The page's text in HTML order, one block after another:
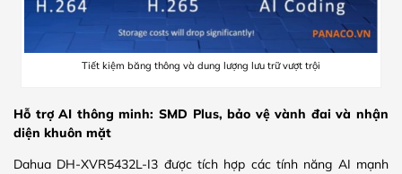
Tiết kiệm băng thông và dung lượng lưu trữ vượt trội
Hỗ trợ AI thông minh: SMD Plus, bảo vệ vành đai và nhận
diện khuôn mặt
Dahua DH-XVR5432L-I3 được tích hợp các tính năng AI mạnh